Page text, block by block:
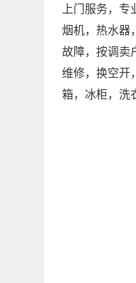
上门服务，
烟机，热水器
故障，按调卖
维修，换空开
箱，冰柜，洗